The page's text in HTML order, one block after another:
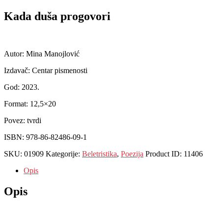
Kada duša progovori
Autor: Mina Manojlović
Izdavač: Centar pismenosti
God: 2023.
Format: 12,5×20
Povez: tvrdi
ISBN: 978-86-82486-09-1
SKU: 01909 Kategorije: Beletristika, Poezija Product ID: 11406
Opis
Opis